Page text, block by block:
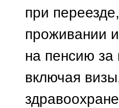
при переезде,
проживании
на пенсию за
включая